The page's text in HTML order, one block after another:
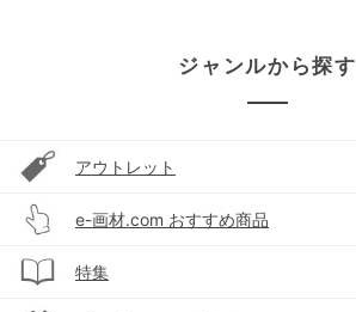
ジャンルから探す
アウトレット
e-画材.com おすすめ商品
特集